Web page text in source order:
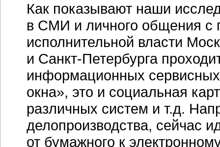
Как показывают наши
в СМИ и личного общения с
исполнительной власти
и Санкт-Петербурга
информационных
окна», это и социальная
различных систем и т.д.
делопроизводства, сейчас
от бумажного к